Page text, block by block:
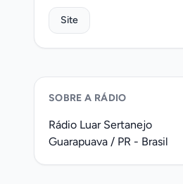
Site
SOBRE A RÁDIO
Rádio Luar Sertanejo
Guarapuava / PR - Brasil